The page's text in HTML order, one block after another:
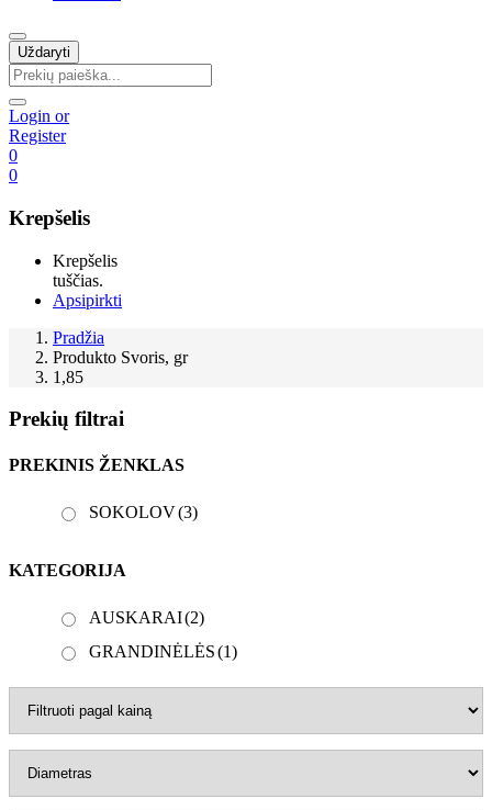
Uždaryti
Login or
Register
0
0
Krepšelis
Krepšelis
tuščias.
Apsipirkti
Pradžia
Produkto Svoris, gr
1,85
Prekių filtrai
PREKINIS ŽENKLAS
SOKOLOV(3)
KATEGORIJA
AUSKARAI(2)
GRANDINĖLĖS(1)